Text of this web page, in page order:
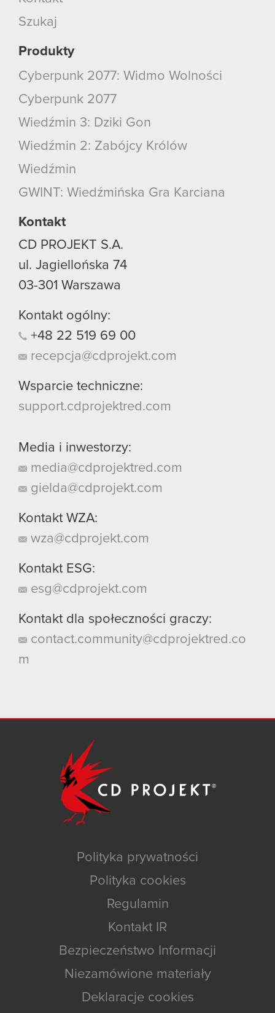
Szukaj
Produkty
Cyberpunk 2077: Widmo Wolności
Cyberpunk 2077
Wiedźmin 3: Dziki Gon
Wiedźmin 2: Zabójcy Królów
Wiedźmin
GWINT: Wiedźmińska Gra Karciana
Kontakt
CD PROJEKT S.A.
ul. Jagiellońska 74
03-301 Warszawa
Kontakt ogólny:
+48 22 519 69 00
recepcja@cdprojekt.com
Wsparcie techniczne:
support.cdprojektred.com
Media i inwestorzy:
media@cdprojektred.com
gielda@cdprojekt.com
Kontakt WZA:
wza@cdprojekt.com
Kontakt ESG:
esg@cdprojekt.com
Kontakt dla społeczności graczy:
contact.community@cdprojektred.co
m
Polityka prywatności
Polityka cookies
Regulamin
Kontakt IR
Bezpieczeństwo Informacji
Niezamówione materiały
Deklaracje cookies